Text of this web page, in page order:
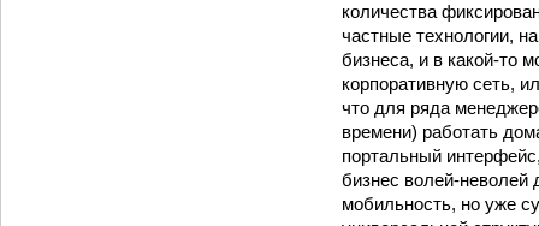
количества
частные технологии,
бизнеса, и в какой-то
корпоративную сеть,
что для ряда
времени) работать
портальный
бизнес волей-неволей
мобильность, но уже